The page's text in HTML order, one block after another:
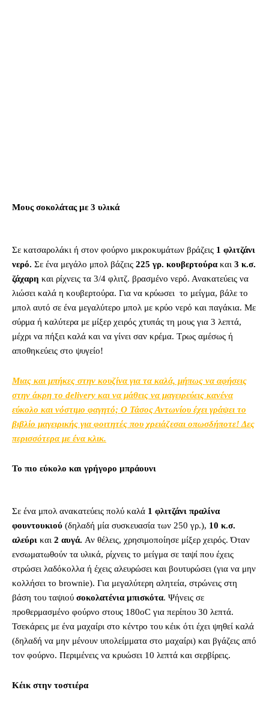
Μους σοκολάτας με 3 υλικά
Σε κατσαρολάκι ή στον φούρνο μικροκυμάτων βράζεις 1 φλιτζάνι
νερό. Σε ένα μεγάλο μπολ βάζεις 225 γρ. κουβερτούρακαι 3 κ.σ.
ζάχαρη και ρίχνεις τα 3/4 φλιτζ. βρασμένο νερό. Ανακατεύεις να
λιώσει καλά η κουβερτούρα. Για να κρύωσει το μείγμα, βάλε το
μπολ αυτό σε ένα μεγαλύτερο μπολ με κρύο νερό και παγάκια. Με
σύρμα ή καλύτερα με μίξερ χειρός χτυπάς τη μους για 3 λεπτά,
μέχρι να πήξει καλά και να γίνει σαν κρέμα. Τρως αμέσως ή
αποθηκεύεις στο ψυγείο!
Μιας και μπήκες στην κουζίνα για τα καλά, μήπως να αφήσεις
στην άκρη το delivery και να μάθεις να μαγειρεύεις κανένα
εύκολο και νόστιμο φαγητό; Ο Τάσος Αντωνίου έχει γράψει το
βιβλίο μαγειρικής για φοιτητές που χρειάζεσαι οπωσδήποτε! Δες
περισσότερα με ένα κλικ.
To πιο εύκολο και γρήγορο μπράουνι
Σε ένα μπολ ανακατεύεις πολύ καλά 1 φλιτζάνι πραλίνα
φουντουκιού (δηλαδή μία συσκευασία των 250 γρ.), 10 κ.σ.
αλεύρι και 2 αυγά. Αν θέλεις, χρησιμοποίησε μίξερ χειρός. Όταν
ενσωματωθούν τα υλικά, ρίχνεις το μείγμα σε ταψί που έχεις
στρώσει λαδόκολλα ή έχεις αλευρώσει και βουτυρώσει (για να μην
κολλήσει το brownie). Για μεγαλύτερη αλητεία, στρώνεις στη
βάση του ταψιού σοκολατένια μπισκότα. Ψήνεις σε
προθερμασμένο φούρνο στους 180οC για περίπου 30 λεπτά.
Τσεκάρεις με ένα μαχαίρι στο κέντρο του κέικ ότι έχει ψηθεί καλά
(δηλαδή να μην μένουν υπολείμματα στο μαχαίρι) και βγάζεις από
τον φούρνο. Περιμένεις να κρυώσει 10 λεπτά και σερβίρεις.
Κέικ στην τοστιέρα